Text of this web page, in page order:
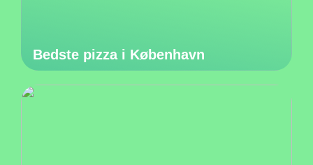
Bedste pizza i København